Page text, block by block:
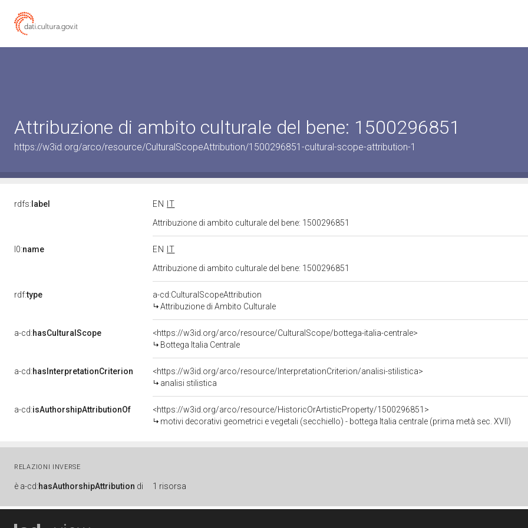
Attribuzione di ambito culturale del bene: 1500296851
https://w3id.org/arco/resource/CulturalScopeAttribution/1500296851-cultural-scope-attribution-1
rdfs: label EN
IT
Attribuzione di ambito culturale del bene: 1500296851
l0:name EN
IT
Attribuzione di ambito culturale del bene: 1500296851
rdf:type
a-cd:CulturalScopeAttribution
Attribuzione di Ambito Culturale
a-cd:hasCulturalScope
<https://w3id.org/arco/resource/CulturalScope/bottega-italia-centrale>
Bottega Italia Centrale
a-cd:hasInterpretationCriterion
<https://w3id.org/arco/resource/InterpretationCriterion/analisi-stilistica>
analisi stilistica
a-cd:isAuthorshipAttributionOf
<https://w3id.org/arco/resource/HistoricOrArtisticProperty/1500296851>
motivi decorativi geometrici e vegetali (secchiello) - bottega Italia centrale (prima metà sec. XVII)
RELAZIONI INVERSE
è a-cd:hasAuthorshipAttribution di 1 risorsa